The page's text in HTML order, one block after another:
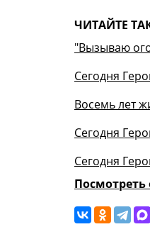
ЧИТАЙТЕ
"Вызываю
Сегодня
Восемь лет
Сегодня
Сегодня